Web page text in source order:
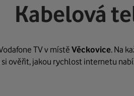
Kabelová
TV v místě Věckovice. Na
si ověřit, jakou rychlost internetu